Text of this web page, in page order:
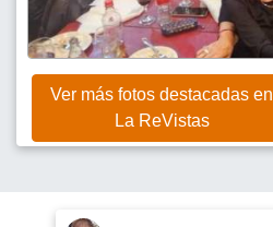
Ver más fotos destacadas en
La ReVistas